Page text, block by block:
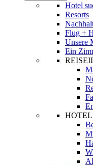
Hotel
Resorts
Flug +
Unsere
Ein